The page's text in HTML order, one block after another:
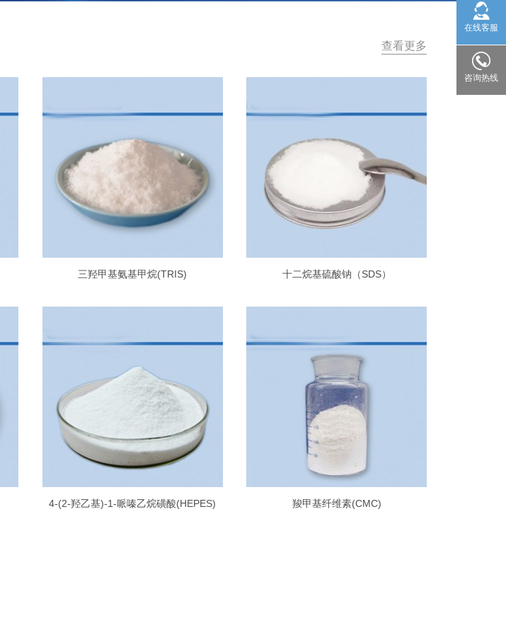
查看更多
三羟甲基氨基甲烷(TRIS) 十二烷基硫酸钠（SDS）
4-(2-羟乙基)-1-哌嗪乙烷磺酸(HEPES) 羧甲基纤维素(CMC)
在线客服
咨询热线